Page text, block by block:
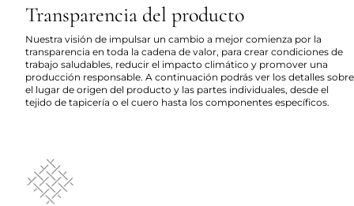
Transparencia del producto
Nuestra visión de impulsar un cambio a mejor comienza por la
transparencia en toda la cadena de valor, para crear condiciones de
trabajo saludables, reducir el impacto climático y promover una
producción responsable. A continuación podrás ver los detalles sobre
el lugar de origen del producto y las partes individuales, desde el
tejido de tapicería o el cuero hasta los componentes específicos.